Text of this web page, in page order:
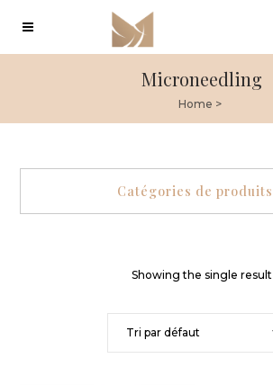
Microneedling
Home >
Catégories de produits
Showing the single result
Tri par défaut